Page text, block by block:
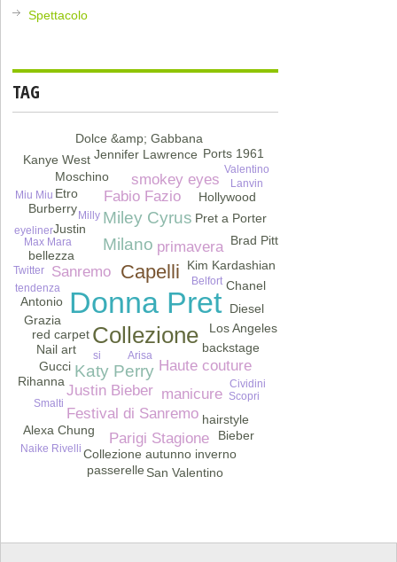
Spettacolo
TAG
Donna Pret
Collezione
Capelli
Milano
Katy Perry
Miley Cyrus
Haute couture
manicure
Festival di Sanremo
primavera
Justin Bieber
Sanremo
Fabio Fazio
Parigi Stagione
smokey eyes
backstage
Kim Kardashian
red carpet
Justin
Pret a Porter
Los Angeles
Antonio
bellezza
Chanel
Collezione autunno inverno
Hollywood
Jennifer Lawrence
Rihanna
Burberry
Dolce &amp; Gabbana
hairstyle
Moschino
Nail art
passerelle San Valentino
Alexa Chung Bieber
Brad Pitt
Diesel
Etro
Grazia
Gucci
Kanye West Ports 1961
Belfort
eyeliner
Lanvin
Max Mara
Naike Rivelli
Scopri
si
Smalti
tendenza
Twitter
Arisa
Cividini
Milly
Miu Miu
Valentino